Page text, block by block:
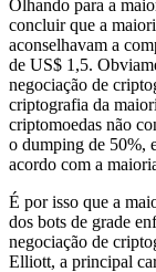
Olhando para a
concluir que a
aconselhavam a
de US$ 1,5.
negociação de
criptografia da
criptomoedas não
o dumping de 50%,
acordo com a
É por isso que a
dos bots de grade
negociação de
Elliott, a principal